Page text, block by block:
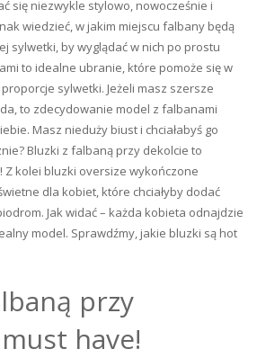
się niezwykle stylowo, nowocześnie i
wiedzieć, w jakim miejscu falbany będą
sylwetki, by wyglądać w nich po prostu
to idealne ubranie, które pomoże się w
sylwetki. Jeżeli masz szersze
to zdecydowanie model z falbanami
Masz nieduży biust i chciałabyś go
Bluzki z falbaną przy dekolcie to
Z kolei bluzki oversize wykończone
dla kobiet, które chciałyby dodać
Jak widać – każda kobieta odnajdzie
model. Sprawdźmy, jakie bluzki są hot
przy
have!